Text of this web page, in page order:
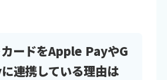
ードをApple PayやG
連携している理由は